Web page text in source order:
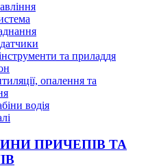
та приладдя
опалення та
водія
ПРИЧЕПІВ ТА